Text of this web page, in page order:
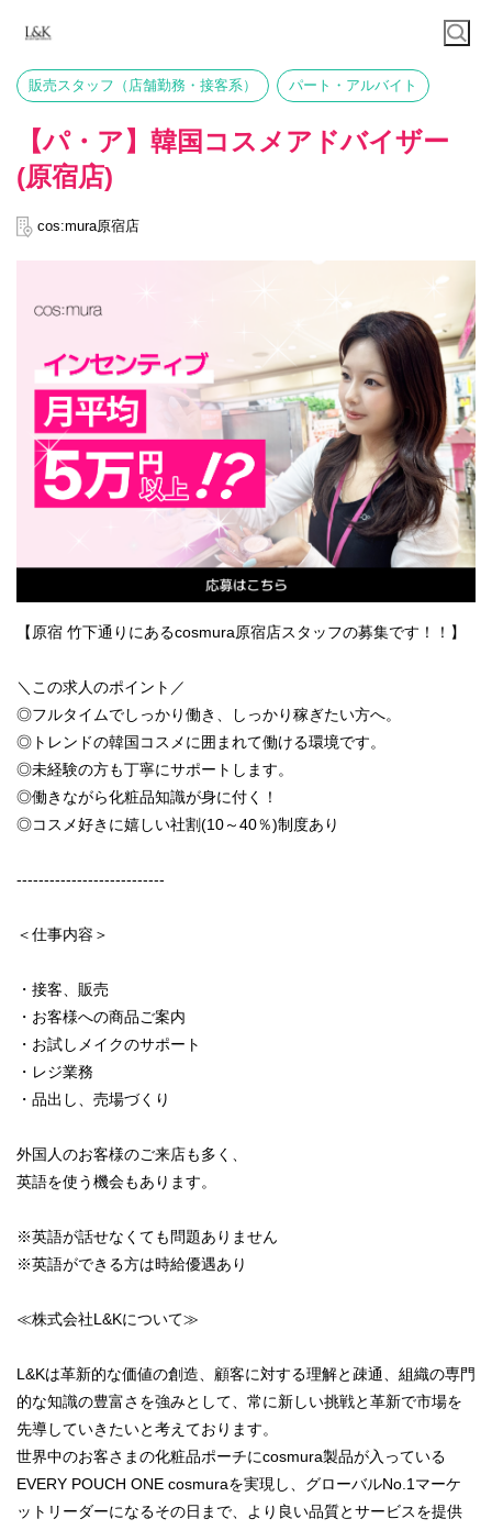
販売スタッフ（店舗勤務・接客系） パート・アルバイト
【パ・ア】韓国コスメアドバイザー
(原宿店)
cos:mura原宿店
【原宿 竹下通りにあるcosmura原宿店スタッフの募集です！！】
＼この求人のポイント／
◎フルタイムでしっかり働き、しっかり稼ぎたい方へ。
◎トレンドの韓国コスメに囲まれて働ける環境です。
◎未経験の方も丁寧にサポートします。
◎働きながら化粧品知識が身に付く！
◎コスメ好きに嬉しい社割(10～40％)制度あり
---------------------------
＜仕事内容＞
・接客、販売
・お客様への商品ご案内
・お試しメイクのサポート
・レジ業務
・品出し、売場づくり
外国人のお客様のご来店も多く、
英語を使う機会もあります。
※英語が話せなくても問題ありません
※英語ができる方は時給優遇あり
≪株式会社L&Kについて≫
L&Kは革新的な価値の創造、顧客に対する理解と疎通、組織の専門
的な知識の豊富さを強みとして、常に新しい挑戦と革新で市場を
先導していきたいと考えております。
世界中のお客さまの化粧品ポーチにcosmura製品が入っている
EVERY POUCH ONE cosmuraを実現し、グローバルNo.1マーケ
ットリーダーになるその日まで、より良い品質とサービスを提供